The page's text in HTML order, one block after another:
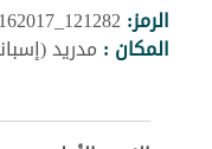
الرمز: 121282_162017
المكان : مدريد